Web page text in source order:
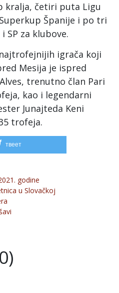
kralja, četiri puta Ligu
Španije i po tri
SP za klubove.
igrača koji
Mesija je ispred
trenutno član Pari
kao i legendarni
Junajteda Keni
trofeja.
твеет
godine
u Slovačkoj